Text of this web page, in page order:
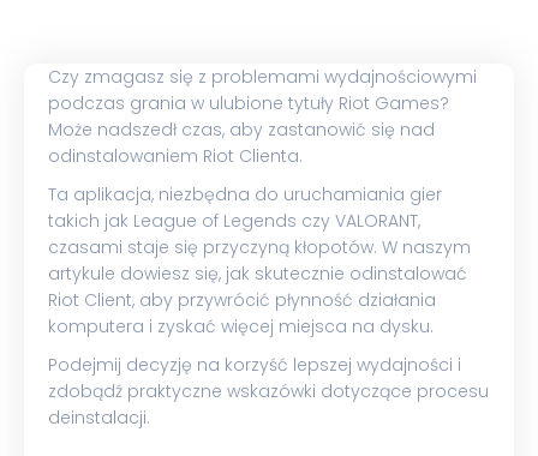
Czy zmagasz się z problemami wydajnościowymi
podczas grania w ulubione tytuły Riot Games?
Może nadszedł czas, aby zastanowić się nad
odinstalowaniem Riot Clienta.
Ta aplikacja, niezbędna do uruchamiania gier
takich jak League of Legends czy VALORANT,
czasami staje się przyczyną kłopotów. W naszym
artykule dowiesz się, jak skutecznie odinstalować
Riot Client, aby przywrócić płynność działania
komputera i zyskać więcej miejsca na dysku.
Podejmij decyzję na korzyść lepszej wydajności i
zdobądź praktyczne wskazówki dotyczące procesu
deinstalacji.